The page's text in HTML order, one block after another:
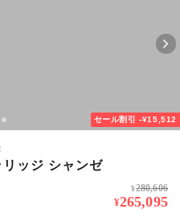
セール割引 -¥15,512
ッジ シャンゼ
¥280,606
¥265,095